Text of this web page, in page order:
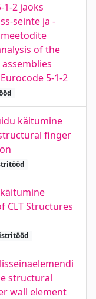
2 jaoks
seinte ja -
of the
5-1-2
käitumine
finger
CLT Structures
structural
wall element